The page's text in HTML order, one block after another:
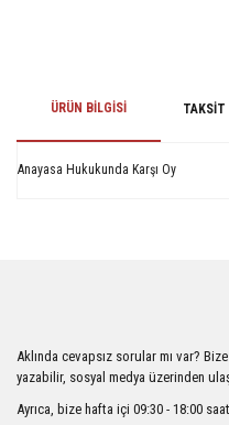
ÜRÜN BILGISI TAKSIT
Anayasa Hukukunda Karşı Oy
Ürün açıklamasında eksik
Ürün bilgilerinde hatalar
Aklında cevapsız sorular mı var?
yazabilir, sosyal medya üzerinden
Ayrıca, bize hafta içi 09:30 - 18:00